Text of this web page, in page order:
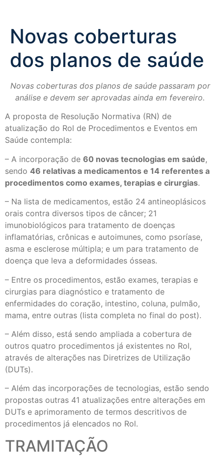
Novas coberturas
dos planos de saúde
Novas coberturas dos planos de saúde passaram por
análise e devem ser aprovadas ainda em fevereiro.
A proposta de Resolução Normativa (RN) de
atualização do Rol de Procedimentos e Eventos em
Saúde contempla:
– A incorporação de 60 novas tecnologias em saúde,
sendo 46 relativas a medicamentos e 14 referentes a
procedimentos como exames, terapias e cirurgias.
– Na lista de medicamentos, estão 24 antineoplásicos
orais contra diversos tipos de câncer; 21
imunobiológicos para tratamento de doenças
inflamatórias, crônicas e autoimunes, como psoríase,
asma e esclerose múltipla; e um para tratamento de
doença que leva a deformidades ósseas.
– Entre os procedimentos, estão exames, terapias e
cirurgias para diagnóstico e tratamento de
enfermidades do coração, intestino, coluna, pulmão,
mama, entre outras (lista completa no final do post).
– Além disso, está sendo ampliada a cobertura de
outros quatro procedimentos já existentes no Rol,
através de alterações nas Diretrizes de Utilização
(DUTs).
– Além das incorporações de tecnologias, estão sendo
propostas outras 41 atualizações entre alterações em
DUTs e aprimoramento de termos descritivos de
procedimentos já elencados no Rol.
TRAMITAÇÃO